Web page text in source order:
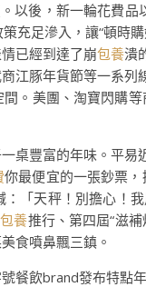
以後，新一輪花費
充足滲入，讓“頓時
已經到達了崩包養潰
江豚年貨節等一系
。美團、淘寶閃購等
桌豐富的年味。平易
你最便宜的一張鈔票，
「天秤！別擔心！
包養推行、第四屆“滋
食噴鼻飄三鎮。
餐飲brand發布特點年